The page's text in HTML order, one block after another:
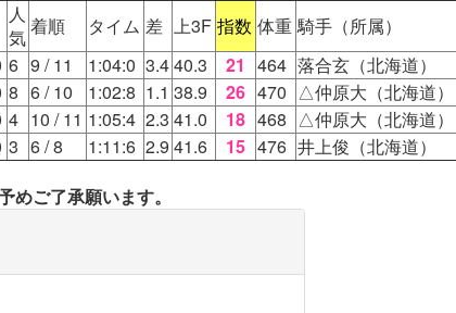
人
気着順 タイム 差 上3F 指数 体重 騎手（所属）
6 9 / 11 1:04:0 3.440.3 21 464 落合玄（北海道）
8 6/ 10 1:02:8 1.1 38.9 26 470 △仲原大（北海道）
4 10 / 11 1:05:4 2.3 41.0 18 468 △仲原大（北海道）
3 6/ 8 1:11:6 2.9 41.6 15 476 井上俊（北海道）
ご了承願います。